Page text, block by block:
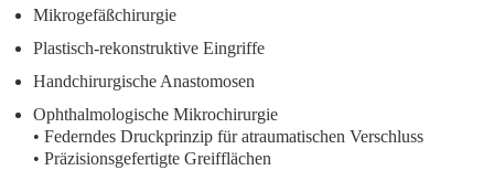
Mikrogefäßchirurgie
Plastisch-rekonstruktive Eingriffe
Handchirurgische Anastomosen
Ophthalmologische Mikrochirurgie
• Federndes Druckprinzip für atraumatischen Verschluss
• Präzisionsgefertigte Greifflächen